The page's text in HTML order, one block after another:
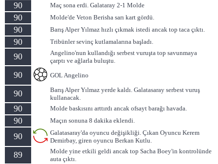
90 Maç sona erdi. Galataray 2-1 Molde
90 Molde'de Veton Berisha sarı kart gördü.
90 Barış Alper Yılmaz hızlı çıkmak istedi ancak top taca çıktı.
90 Tribünler sevinç kutlamalarına başladı.
90
Angelino'nun kullandığı serbest vuruşta top savunmaya
çarptı ve ağlarla buluştu.
90 GOL Angelino
90
Barış Alper Yılmaz yerde kaldı. Galatasaray serbest vuruş
kullanacak.
90 Molde baskısını arttırdı ancak ofsayt barağı havada.
90 Maçın sonuna 8 dakika eklendi.
90
Galatasaray'da oyuncu değişikliği. Çıkan Oyuncu Kerem
Demirbay, giren oyuncu Berkan Kutlu.
89
Molde yine etkili geldi ancak top Sacha Boey'in kontrolünde
auta çıktı.